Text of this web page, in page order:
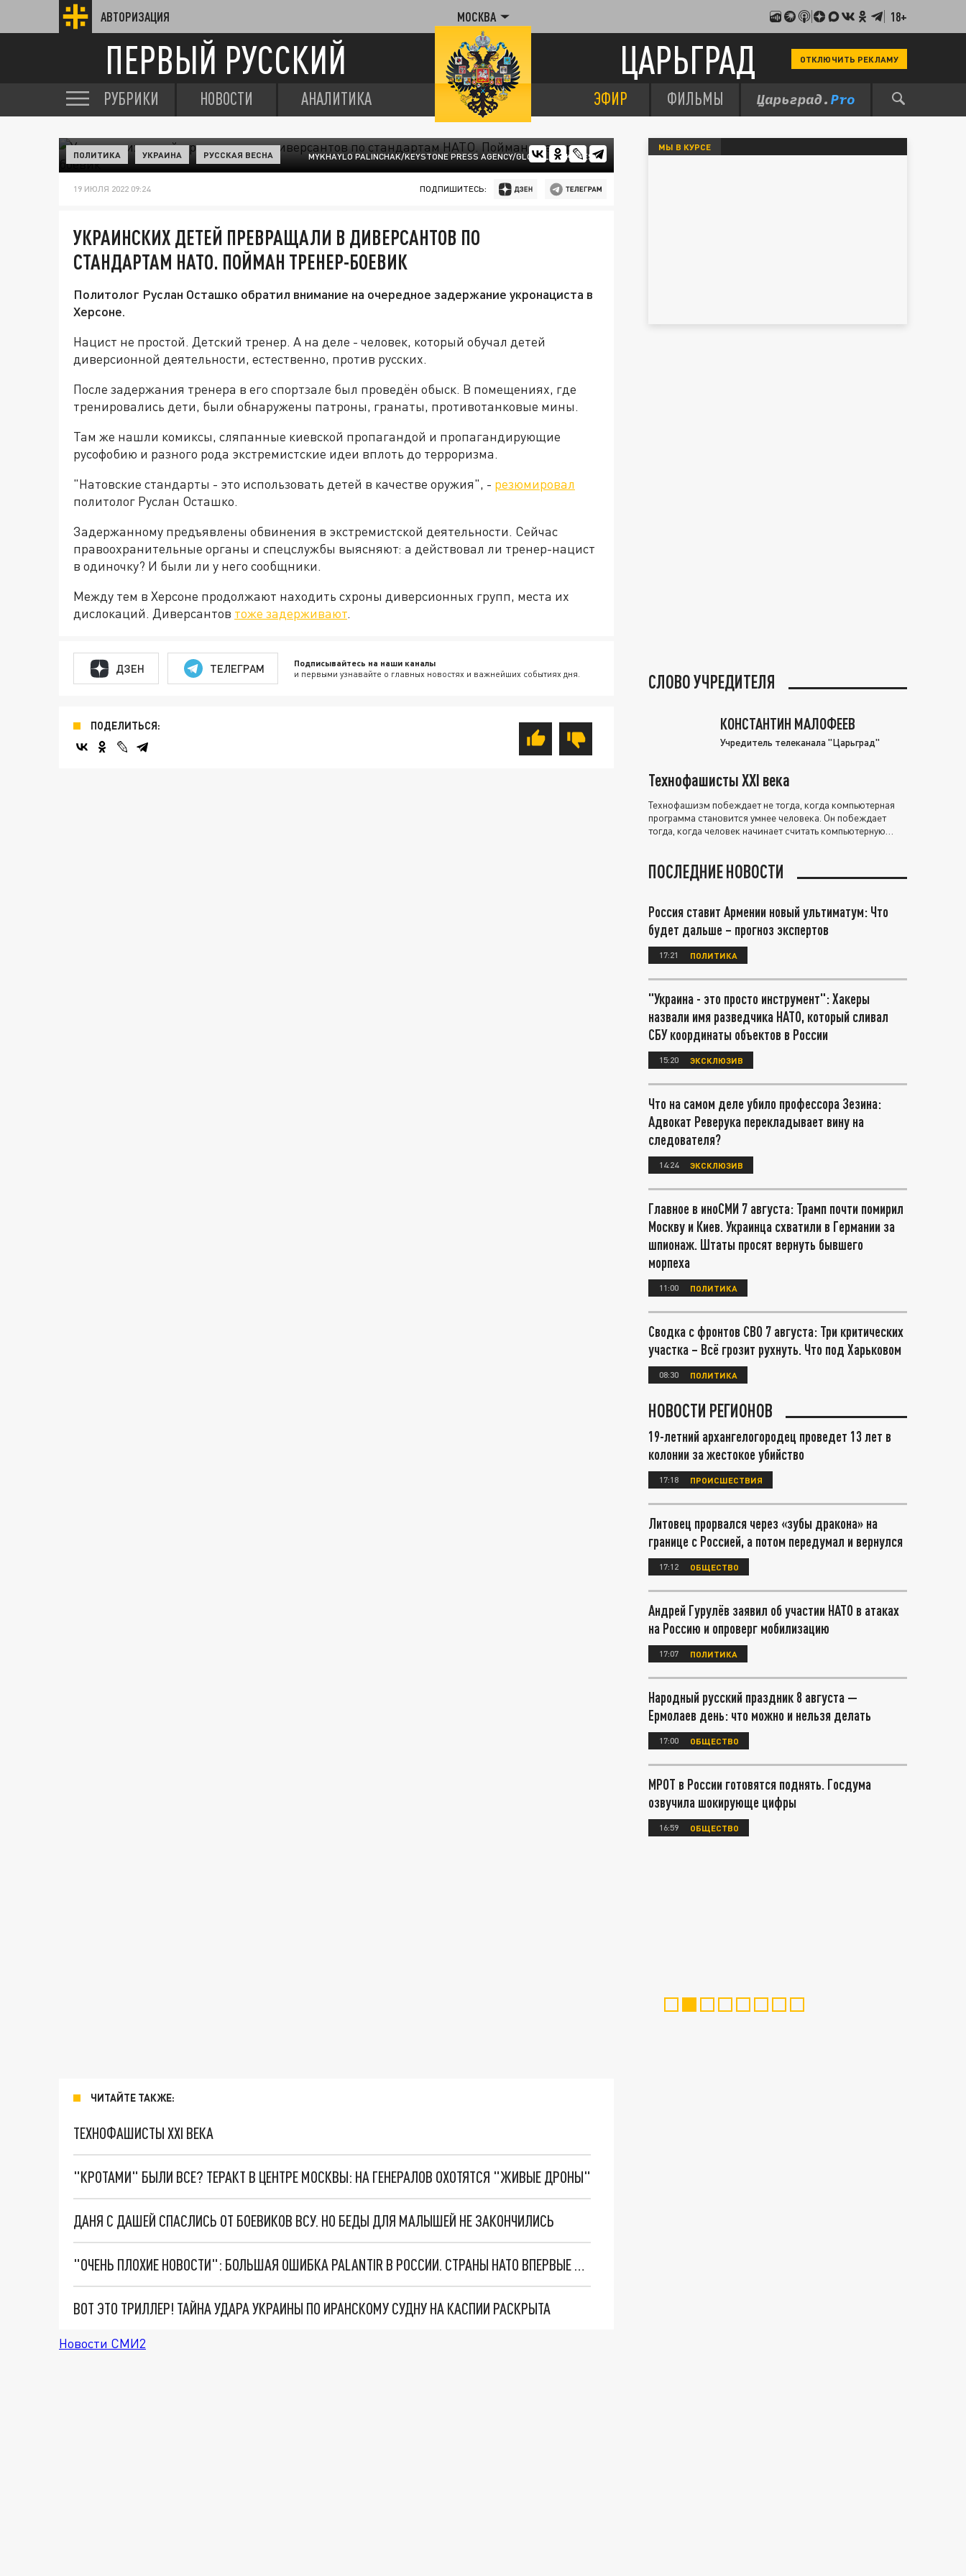
АВТОРИЗАЦИЯ МОСКВА 18+
ПЕРВЫЙ РУССКИЙ ЦАРЬГРАД ОТКЛЮЧИТЬ РЕКЛАМУ
РУБРИКИ НОВОСТИ АНАЛИТИКА ЭФИР ФИЛЬМЫ
MYKHAYLO PALINCHAK/KEYSTONE PRESS AGENCY/GLOBALLOOKPRESS
ПОЛИТИКА УКРАИНА РУССКАЯ ВЕСНА
19 ИЮЛЯ 2022 09:24 ПОДПИШИТЕСЬ:
УКРАИНСКИХ ДЕТЕЙ ПРЕВРАЩАЛИ В ДИВЕРСАНТОВ ПО
СТАНДАРТАМ НАТО. ПОЙМАН ТРЕНЕР-БОЕВИК
Политолог Руслан Осташко обратил внимание на очередное задержание укронациста в
Херсоне.
Нацист не простой. Детский тренер. А на деле - человек, который обучал детей
диверсионной деятельности, естественно, против русских.
После задержания тренера в его спортзале был проведён обыск. В помещениях, где
тренировались дети, были обнаружены патроны, гранаты, противотанковые мины.
Там же нашли комиксы, сляпанные киевской пропагандой и пропагандирующие
русофобию и разного рода экстремистские идеи вплоть до терроризма.
"Натовские стандарты - это использовать детей в качестве оружия", - резюмировал
политолог Руслан Осташко.
Задержанному предъявлены обвинения в экстремистской деятельности. Сейчас
правоохранительные органы и спецслужбы выясняют: а действовал ли тренер-нацист
в одиночку? И были ли у него сообщники.
Между тем в Херсоне продолжают находить схроны диверсионных групп, места их
дислокаций. Диверсантов тоже задерживают.
ДЗЕН ТЕЛЕГРАМ Подписывайтесь на наши каналы
и первыми узнавайте о главных новостях и важнейших событиях дня.
ПОДЕЛИТЬСЯ:
ЧИТАЙТЕ ТАКЖЕ:
ТЕХНОФАШИСТЫ XXI ВЕКА
"КРОТАМИ" БЫЛИ ВСЕ? ТЕРАКТ В ЦЕНТРЕ МОСКВЫ: НА ГЕНЕРАЛОВ ОХОТЯТСЯ "ЖИВЫЕ ДРОНЫ"
ДАНЯ С ДАШЕЙ СПАСЛИСЬ ОТ БОЕВИКОВ ВСУ. НО БЕДЫ ДЛЯ МАЛЫШЕЙ НЕ ЗАКОНЧИЛИСЬ
"ОЧЕНЬ ПЛОХИЕ НОВОСТИ": БОЛЬШАЯ ОШИБКА PALANTIR В РОССИИ. СТРАНЫ НАТО ВПЕРВЫЕ ЗА СВО ОСТАНОВИЛИ ПОСТАВКИ ОРУЖИЯ. ВСУ ТЕРЯЮТ ПРИГРАНИЧЬЕ?
ВОТ ЭТО ТРИЛЛЕР! ТАЙНА УДАРА УКРАИНЫ ПО ИРАНСКОМУ СУДНУ НА КАСПИИ РАСКРЫТА
Новости СМИ2
МЫ В КУРСЕ
СЛОВО УЧРЕДИТЕЛЯ
КОНСТАНТИН МАЛОФЕЕВ
Учредитель телеканала "Царьград"
Технофашисты XXI века
Технофашизм побеждает не тогда, когда компьютерная
программа становится умнее человека. Он побеждает
тогда, когда человек начинает считать компьютерную
ПОСЛЕДНИЕ НОВОСТИ
Россия ставит Армении новый ультиматум: Что
будет дальше – прогноз экспертов
17:21 ПОЛИТИКА
"Украина - это просто инструмент": Хакеры
назвали имя разведчика НАТО, который сливал
СБУ координаты объектов в России
15:20 ЭКСКЛЮЗИВ
Что на самом деле убило профессора Зезина:
Адвокат Реверука перекладывает вину на
следователя?
14:24 ЭКСКЛЮЗИВ
Главное в иноСМИ 7 августа: Трамп почти помирил
Москву и Киев. Украинца схватили в Германии за
шпионаж. Штаты просят вернуть бывшего
морпеха
11:00 ПОЛИТИКА
Сводка с фронтов СВО 7 августа: Три критических
участка – Всё грозит рухнуть. Что под Харьковом
08:30 ПОЛИТИКА
НОВОСТИ РЕГИОНОВ
19-летний архангелогородец проведет 13 лет в
колонии за жестокое убийство
17:18 ПРОИСШЕСТВИЯ
Литовец прорвался через «зубы дракона» на
границе с Россией, а потом передумал и вернулся
17:12 ОБЩЕСТВО
Андрей Гурулёв заявил об участии НАТО в атаках
на Россию и опроверг мобилизацию
17:07 ПОЛИТИКА
Народный русский праздник 8 августа —
Ермолаев день: что можно и нельзя делать
17:00 ОБЩЕСТВО
МРОТ в России готовятся поднять. Госдума
озвучила шокирующе цифры
16:59 ОБЩЕСТВО